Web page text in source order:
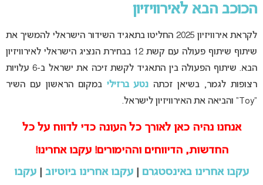
הכוכב הבא לאירוויזיון
לקראת אירוויזיון 2025 החליטו בתאגיד השידור הישראלי להמשיך את
שיתוף שיתוף פעולה עם קשת 12 בבחירת הנציג הישראלי לאירוויזיון
הבא. שיתוף הפעולה בין התאגיד לקשת זיכה את ישראל ב-6 עלויות
רצופות לגמר, בשיאן זכתה נטע ברזיליבמקום הראשון עם השיר
אנחנו נהיה כאן לאורך כל העונה כדי לדווח על כל
החדשות, הדיווחים וההימורים! עקבו אחרינו!
עקבו אחרינו באינסטגרם| עקבו אחרינו ביוטיוב|
עקבו